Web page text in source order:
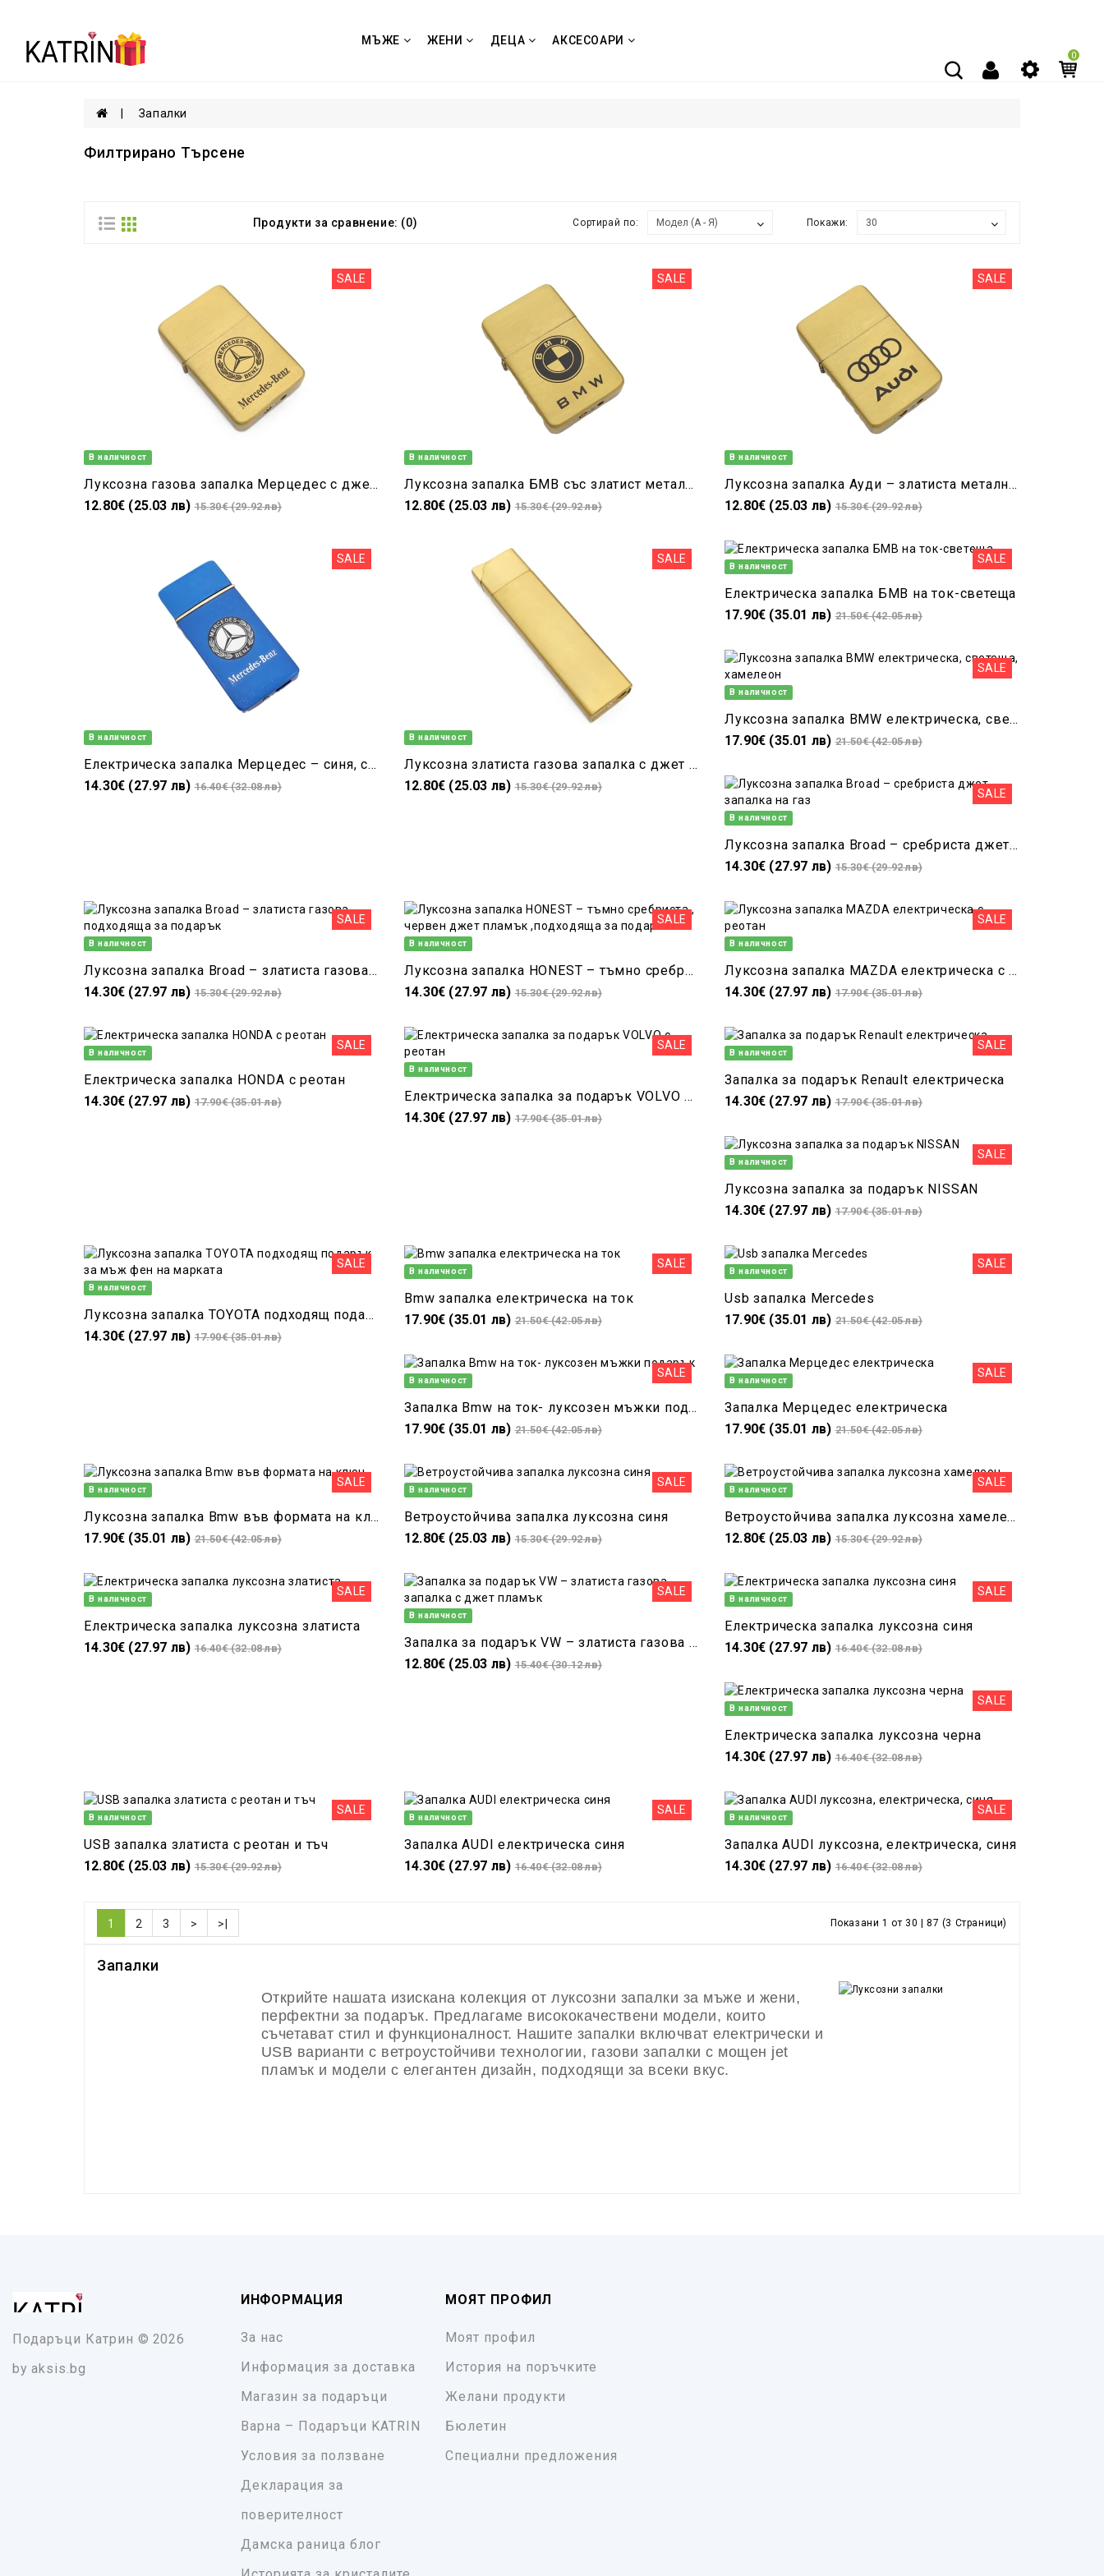
МЪЖЕ ЖЕНИ ДЕЦА АКСЕСОАРИ
0
Запалки
Филтрирано Търсене
Продукти за сравнение: (0) Сортирай по: Покажи:
SALE
В наличност
Луксозна газова запалка Мерцедес с джет пламък – стилен подарък за мъже
12.80€ (25.03 лв) 15.30€ (29.92 лв)
SALE
В наличност
Луксозна запалка БМВ със златист метален корпус-газова ,стилен подарък за мъже
12.80€ (25.03 лв) 15.30€ (29.92 лв)
SALE
В наличност
Луксозна запалка Ауди – златиста метална джет пламък на газ, подходяща за подарък
12.80€ (25.03 лв) 15.30€ (29.92 лв)
SALE
В наличност
Eлектрическа запалка Мерцедес – синя, с USB зареждане и нагреваем реотан
14.30€ (27.97 лв) 16.40€ (32.08 лв)
SALE
В наличност
Луксозна златиста газова запалка с джет пламък – елегантен подарък за жена
12.80€ (25.03 лв) 15.30€ (29.92 лв)
SALE
В наличност
Електрическа запалка БМВ на ток-светеща
17.90€ (35.01 лв) 21.50€ (42.05 лв)
SALE
В наличност
Луксозна запалка BMW електрическа, светеща, хамелеон
17.90€ (35.01 лв) 21.50€ (42.05 лв)
SALE
В наличност
Луксозна запалка Broad – сребриста джет запалка на газ
14.30€ (27.97 лв) 15.30€ (29.92 лв)
SALE
В наличност
Луксозна запалка Broad – златиста газова, подходяща за подарък
14.30€ (27.97 лв) 15.30€ (29.92 лв)
SALE
В наличност
Луксозна запалка HONEST – тъмно сребриста , червен джет пламък ,подходяща за подарък
14.30€ (27.97 лв) 15.30€ (29.92 лв)
SALE
В наличност
Луксозна запалка MAZDA електрическа с реотан
14.30€ (27.97 лв) 17.90€ (35.01 лв)
SALE
В наличност
Електрическа запалка HONDA с реотан
14.30€ (27.97 лв) 17.90€ (35.01 лв)
SALE
В наличност
Електрическа запалка за подарък VOLVO с реотан
14.30€ (27.97 лв) 17.90€ (35.01 лв)
SALE
В наличност
Запалка за подарък Renault електрическа
14.30€ (27.97 лв) 17.90€ (35.01 лв)
SALE
В наличност
Луксозна запалка за подарък NISSAN
14.30€ (27.97 лв) 17.90€ (35.01 лв)
SALE
В наличност
Луксозна запалка TOYOTA подходящ подарък за мъж фен на марката
14.30€ (27.97 лв) 17.90€ (35.01 лв)
SALE
В наличност
Bmw запалка електрическа на ток
17.90€ (35.01 лв) 21.50€ (42.05 лв)
SALE
В наличност
Usb запалка Mercedes
17.90€ (35.01 лв) 21.50€ (42.05 лв)
SALE
В наличност
Запалка Bmw на ток- луксозен мъжки подарък
17.90€ (35.01 лв) 21.50€ (42.05 лв)
SALE
В наличност
Запалка Мерцедес електрическа
17.90€ (35.01 лв) 21.50€ (42.05 лв)
SALE
В наличност
Луксозна запалка Bmw във формата на ключ
17.90€ (35.01 лв) 21.50€ (42.05 лв)
SALE
В наличност
Ветроустойчива запалка луксозна синя
12.80€ (25.03 лв) 15.30€ (29.92 лв)
SALE
В наличност
Ветроустойчива запалка луксозна хамелеон
12.80€ (25.03 лв) 15.30€ (29.92 лв)
SALE
В наличност
Електрическа запалка луксозна златиста
14.30€ (27.97 лв) 16.40€ (32.08 лв)
SALE
В наличност
Запалка за подарък VW – златиста газова запалка с джет пламък
12.80€ (25.03 лв) 15.40€ (30.12 лв)
SALE
В наличност
Електрическа запалка луксозна синя
14.30€ (27.97 лв) 16.40€ (32.08 лв)
SALE
В наличност
Електрическа запалка луксозна черна
14.30€ (27.97 лв) 16.40€ (32.08 лв)
SALE
В наличност
USB запалка златиста с реотан и тъч
12.80€ (25.03 лв) 15.30€ (29.92 лв)
SALE
В наличност
Запалка AUDI електрическа синя
14.30€ (27.97 лв) 16.40€ (32.08 лв)
SALE
В наличност
Запалка AUDI луксозна, електрическа, синя
14.30€ (27.97 лв) 16.40€ (32.08 лв)
1 2 3 > >| Показани 1 от 30 | 87 (3 Страници)
Запалки
Открийте нашата изискана колекция от луксозни запалки за мъже и жени,
перфектни за подарък. Предлагаме висококачествени модели, които
съчетават стил и функционалност. Нашите запалки включват електрически и
USB варианти с ветроустойчиви технологии, газови запалки с мощен jet
пламък и модели с елегантен дизайн, подходящи за всеки вкус.
Подаръци Катрин © 2026
by aksis.bg
ИНФОРМАЦИЯ
За нас
Информация за доставка
Магазин за подаръци
Варна – Подаръци KATRIN
Условия за ползване
Декларация за
поверителност
Дамска раница блог
МОЯТ ПРОФИЛ
Моят профил
История на поръчките
Желани продукти
Бюлетин
Специални предложения